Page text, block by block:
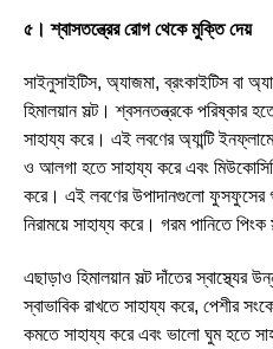
৫। শ্বাসতন্ত্রের রোগ থেকে মুক্তি দেয়
সাইনুসাইটিস, অ্যাজমা, ব্রংকাইটিস বা
হিমালয়ান সল্ট। শ্বসনতন্ত্রকে পরিষ্কার
সাহায্য করে। এই লবণের অ্যান্টি
ও আলগা হতে সাহায্য করে এবং
করে। এই লবণের উপাদানগুলো ফুসফুসের
নিরাময়ে সাহায্য করে। গরম পানিতে পিংক
এছাড়াও হিমালয়ান সল্ট দাঁতের স্বাস্থ্যের
স্বাভাবিক রাখতে সাহায্য করে, পেশীর
কমতে সাহায্য করে এবং ভালো ঘুম হতে